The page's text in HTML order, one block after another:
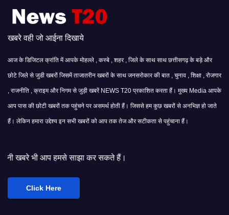
खबरे वही जो आईना दिखाये
आज के डिजिटल क्रांति में आपके मोहल्ले , कस्बे , शहर , जिले के साथ साथ छत्तीसगढ़ के बड़े और
छोटे जिले से जुडी खबरों जिसमें ताजातरीन खबरों के साथ जनसरोकार की बात , चुनाव , शिक्षा , रोजगार
, राजनीति , क्राइम और निगम से जुड़ी खबरें NEWS T20 प्रकाशित करता हैं। मुख्य Media आपके
आप पास की छोटी खबरों तक पहुंचने पर असमर्थ होती हैं। जिससे हम कुछ खबरों से अनभिज्ञ हो जाते
हैं। लेकिन हमारा उद्देश्य इन सभी खबरों को आप तक तेज और सटीकता से पहुंचाना हैं।
हमसे साझा कर सकते हैं।
Click Here